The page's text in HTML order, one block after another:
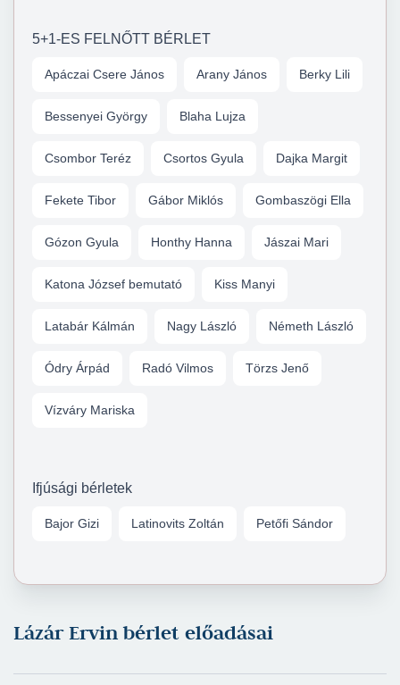
5+1-ES FELNŐTT BÉRLET
Apáczai Csere János Arany János Berky Lili
Bessenyei György Blaha Lujza
Csombor Teréz Csortos Gyula Dajka Margit
Fekete Tibor Gábor Miklós Gombaszögi Ella
Gózon Gyula Honthy Hanna Jászai Mari
Katona József bemutató Kiss Manyi
Latabár Kálmán Nagy László Németh László
Ódry Árpád Radó Vilmos Törzs Jenő
Vízváry Mariska
Ifjúsági bérletek
Bajor Gizi Latinovits Zoltán Petőfi Sándor
Lázár Ervin bérlet előadásai